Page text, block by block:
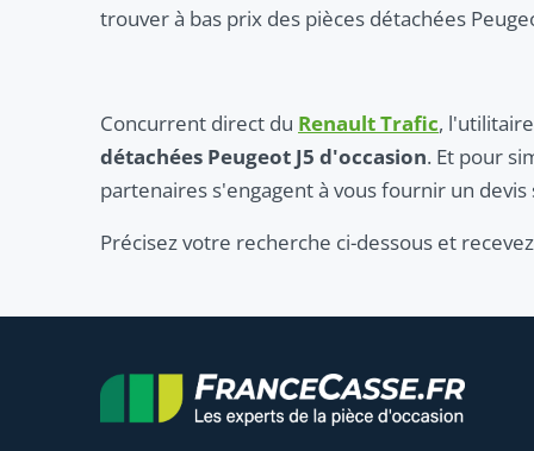
trouver à bas prix des pièces détachées
Concurrent direct du Renault Trafic,
détachées Peugeot J5 d'occasion. Et pour
partenaires s'engagent à vous fournir un devis
Précisez votre recherche ci-dessous et